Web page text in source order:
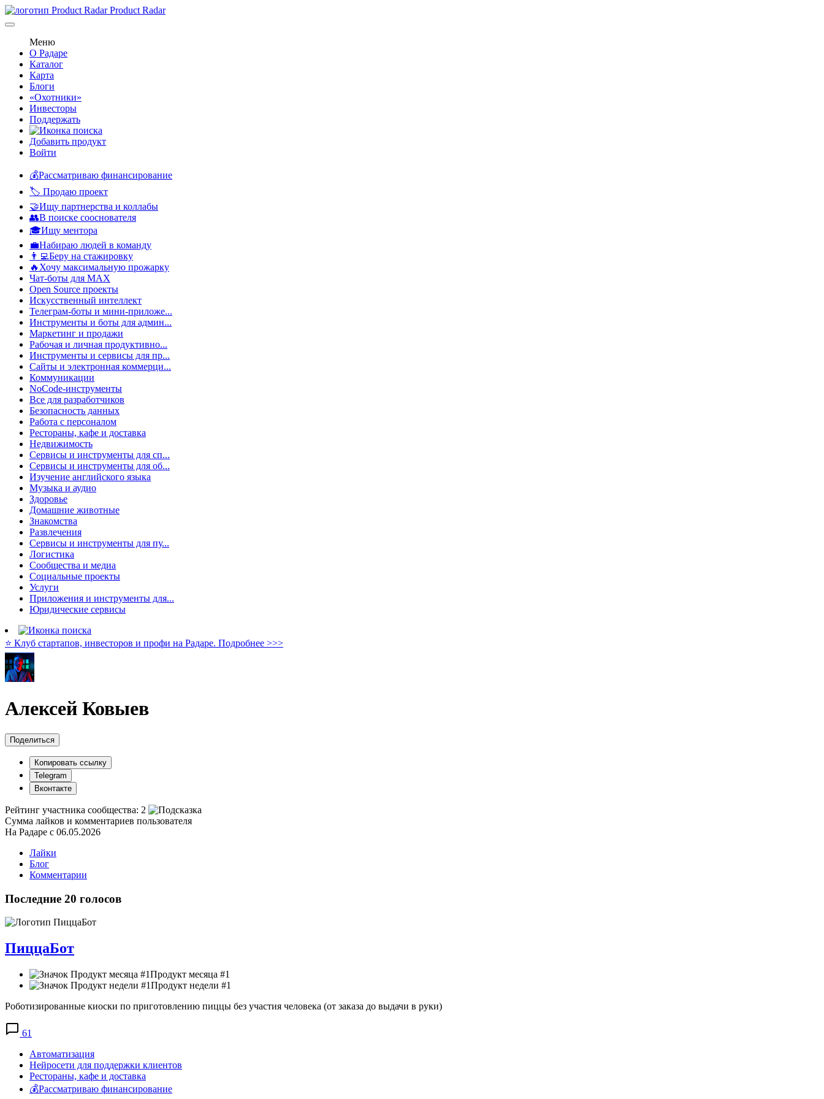
Product Radar
Меню
О Радаре
Каталог
Карта
Блоги
«Охотники»
Инвесторы
Поддержать
Добавить продукт
Войти
💰Рассматриваю финансирование
🏷️ Продаю проект
🤝Ищу партнерства и коллабы
👥В поиске сооснователя
🎓Ищу ментора
💼Набираю людей в команду
👨‍💻Беру на стажировку
🔥Хочу максимальную прожарку
Чат-боты для MAX
Open Source проекты
Искусственный интеллект
Телеграм-боты и мини-приложе...
Инструменты и боты для админ...
Маркетинг и продажи
Рабочая и личная продуктивно...
Инструменты и сервисы для пр...
Сайты и электронная коммерци...
Коммуникации
NoCode-инструменты
Все для разработчиков
Безопасность данных
Работа с персоналом
Рестораны, кафе и доставка
Недвижимость
Сервисы и инструменты для сп...
Сервисы и инструменты для об...
Изучение английского языка
Музыка и аудио
Здоровье
Домашние животные
Знакомства
Развлечения
Сервисы и инструменты для пу...
Логистика
Сообщества и медиа
Социальные проекты
Услуги
Приложения и инструменты для...
Юридические сервисы
⭐️ Клуб стартапов, инвесторов и профи на Радаре. Подробнее >>>
Алексей Ковыев
Поделиться
Копировать ссылку
Telegram
Вконтакте
Рейтинг участника сообщества: 2
Сумма лайков и комментариев пользователя
На Радаре с 06.05.2026
Лайки
Блог
Комментарии
Последние 20 голосов
ПиццаБот
Продукт месяца #1
Продукт недели #1
Роботизированные киоски по приготовлению пиццы без участия человека (от заказа до выдачи в руки)
61
Автоматизация
Нейросети для поддержки клиентов
Рестораны, кафе и доставка
💰Рассматриваю финансирование